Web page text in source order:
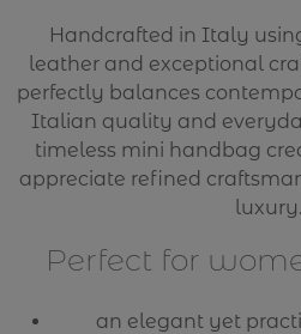
Handcrafted in Italy
leather and exceptional
perfectly balances
Italian quality and
timeless mini handbag
appreciate refined
luxury.
Perfect for
an elegant yet